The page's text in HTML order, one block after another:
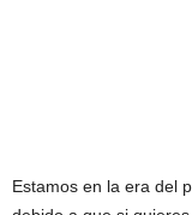
Estamos en la era del